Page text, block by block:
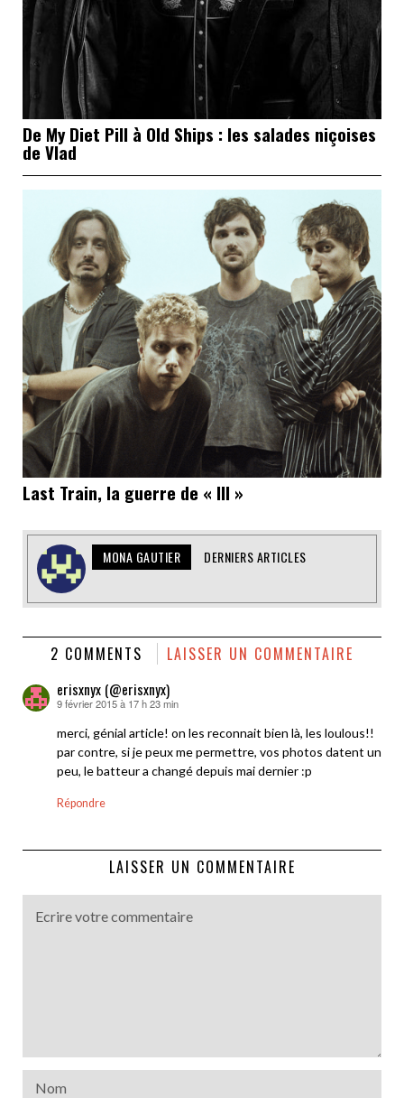
De My Diet Pill à Old Ships : les salades niçoises
de Vlad
Last Train, la guerre de « III »
MONA GAUTIER DERNIERS ARTICLES
2 COMMENTS LAISSER UN COMMENTAIRE
erisxnyx (@erisxnyx)
dit :
9 février 2015 à 17 h 23 min
merci, génial article! on les reconnait bien là, les loulous!!
par contre, si je peux me permettre, vos photos datent un
peu, le batteur a changé depuis mai dernier :p
Répondre
LAISSER UN COMMENTAIRE